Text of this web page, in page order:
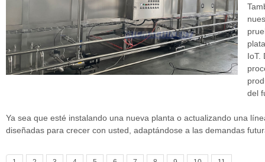
IoT.
del
Ya sea que esté instalando una nueva planta o actualizando una
diseñadas para crecer con usted, adaptándose a las demandas